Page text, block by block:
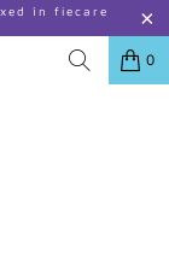
în fiecare
0
PENTRU TATUAJE